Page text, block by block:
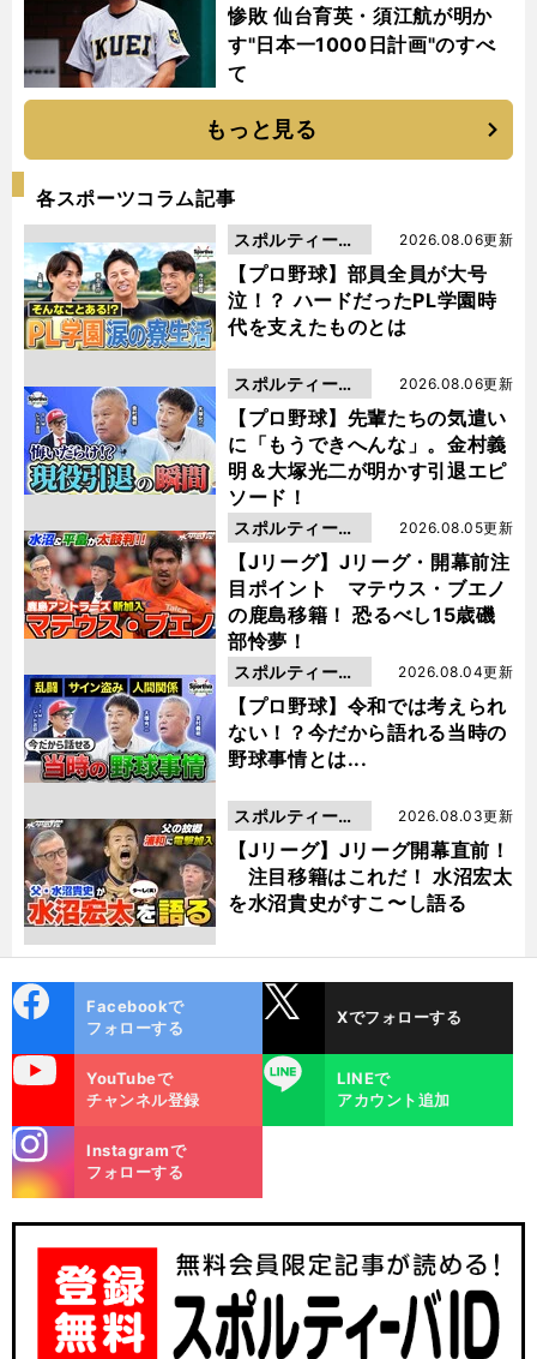
惨敗 仙台育英・須江航が明か
す"日本一1000日計画"のすべ
て
もっと見る
各スポーツコラム記事
【プロ野球】部員全員が大号
泣！？ ハードだったPL学園時
代を支えたものとは
2026.08.06更新
スポルティーバ
動画
【プロ野球】先輩たちの気遣い
に「もうできへんな」。金村義
明＆大塚光二が明かす引退エピ
ソード！
2026.08.06更新
スポルティーバ
動画
【Jリーグ】Jリーグ・開幕前注
目ポイント マテウス・ブエノ
の鹿島移籍！ 恐るべし15歳磯
部怜夢！
2026.08.05更新
スポルティーバ
動画
【プロ野球】令和では考えられ
ない！？今だから語れる当時の
野球事情とは...
2026.08.04更新
スポルティーバ
動画
【Jリーグ】Jリーグ開幕直前！
注目移籍はこれだ！ 水沼宏太
を水沼貴史がすこ〜し語る
2026.08.03更新
スポルティーバ
動画
ok
Facebookで
フォローする
Xでフォローする
YouTubeで
チャンネル登録
LINE
LINEで
アカウント追加
m
Instagramで
フォローする